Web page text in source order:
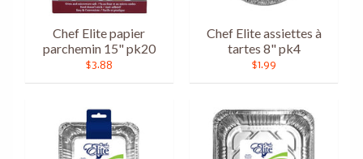
Chef Elite papier
parchemin 15" pk20
$3.88
Chef Elite assiettes à
tartes 8" pk4
$1.99